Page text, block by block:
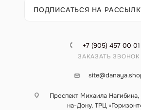
ПОДПИСАТЬСЯ НА
+7 (905) 457 00 01
ЗАКАЗАТЬ ЗВОНОК
Проспект Михаила
на-Дону, ТРЦ